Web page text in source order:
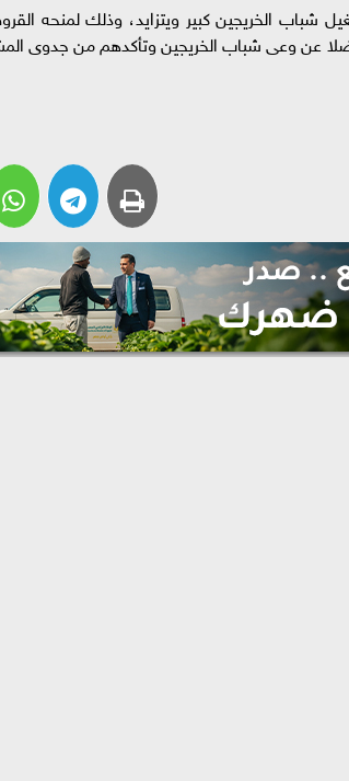
شباب الخريجين كبير ويتزايد، وذلك لمنحه
عن وعى شباب الخريجين وتأكدهم من جدوى